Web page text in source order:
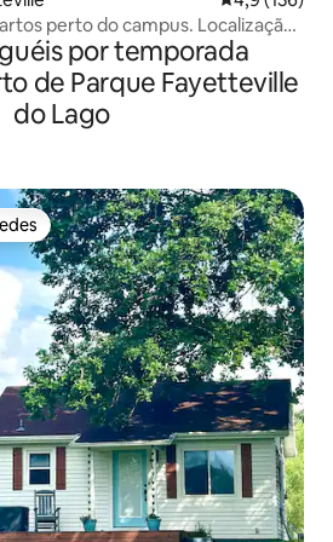
perto do campus. Localização
por temporada
de Parque Fayetteville
do Lago
dos hóspedes